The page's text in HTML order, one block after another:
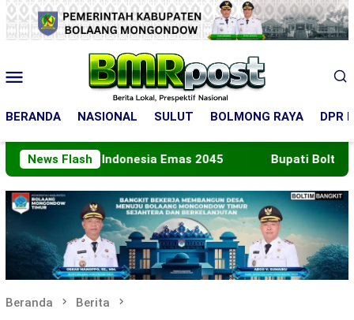
Loncat
ke
konten
Mobile
BERANDA NASIONAL SULUT BOLMONG RAYA DPR
News Flash
Indonesia Emas 2045 Bupati Boltara Lepas
Beranda Berita